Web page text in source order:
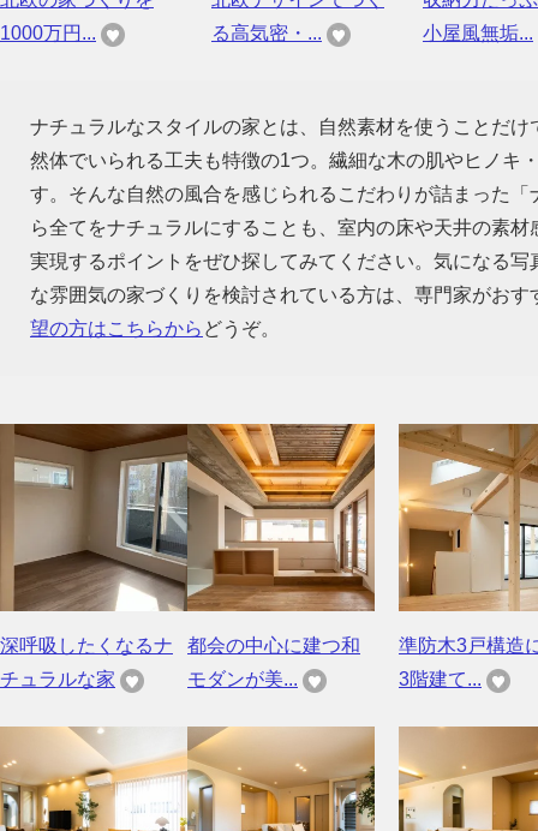
1000万円...
る高気密・...
小屋風無垢...
ナチュラルなスタイルの家とは、自然素材を使うことだ
然体でいられる工夫も特徴の1つ。繊細な木の肌やヒノキ
す。そんな自然の風合を感じられるこだわりが詰まった
ら全てをナチュラルにすることも、室内の床や天井の素
実現するポイントをぜひ探してみてください。気になる
な雰囲気の家づくりを検討されている方は、専門家がお
望の方はこちらから どうぞ。
深呼吸したくなるナ
チュラルな家
都会の中心に建つ和
モダンが美...
準防木3戸構造
3階建て...